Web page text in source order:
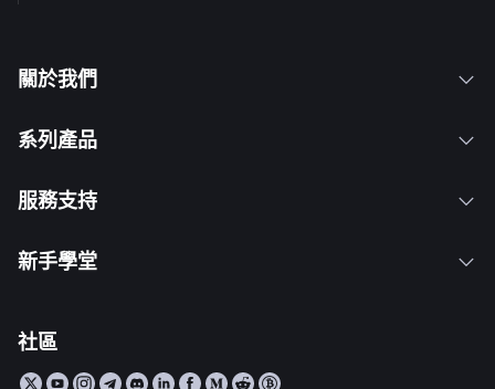
關於我們
系列產品
服務支持
新手學堂
社區